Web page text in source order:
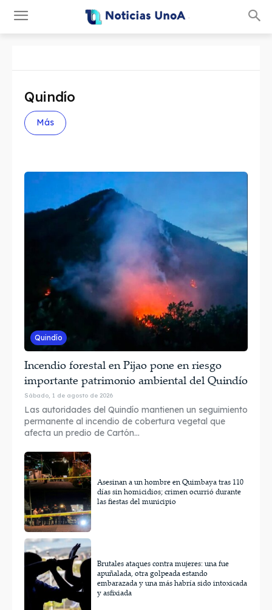
Quindío
Más
Quindío
Incendio forestal en Pijao pone en riesgo
importante patrimonio ambiental del Quindío
Sábado, 1 de agosto de 2026
Las autoridades del Quindío mantienen un seguimiento
permanente al incendio de cobertura vegetal que
afecta un predio de Cartón...
Asesinan a un hombre en Quimbaya tras 110
días sin homicidios; crimen ocurrió durante
las fiestas del municipio
Brutales ataques contra mujeres: una fue
apuñalada, otra golpeada estando
embarazada y una más habría sido intoxicada
y asfixiada